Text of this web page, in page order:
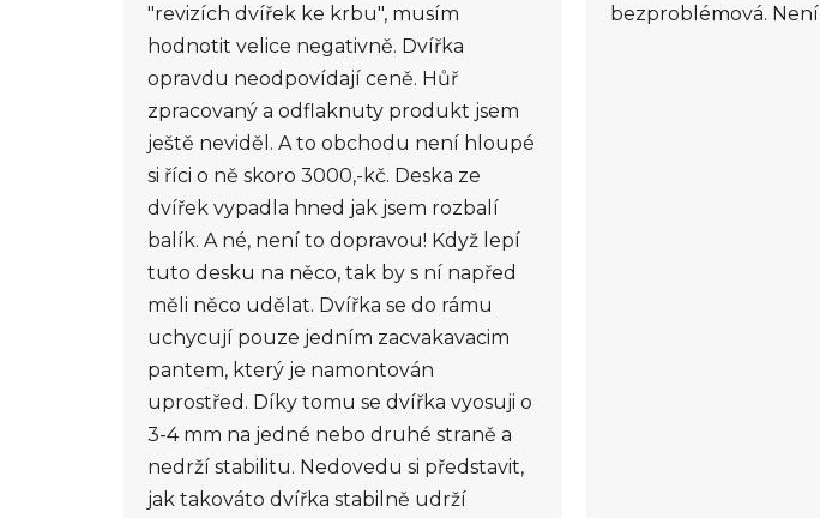
"revizích dvířek ke krbu", musím
hodnotit velice negativně. Dvířka
opravdu neodpovídají ceně. Hůř
zpracovaný a odflaknuty produkt jsem
ještě neviděl. A to obchodu není hloupé
si říci o ně skoro 3000,-kč. Deska ze
dvířek vypadla hned jak jsem rozbalí
balík. A né, není to dopravou! Když lepí
tuto desku na něco, tak by s ní napřed
měli něco udělat. Dvířka se do rámu
uchycují pouze jedním zacvakavacim
pantem, který je namontován
uprostřed. Díky tomu se dvířka vyosuji o
3-4 mm na jedné nebo druhé straně a
nedrží stabilitu. Nedovedu si představit,
jak takováto dvířka stabilně udrží
bezproblémová.